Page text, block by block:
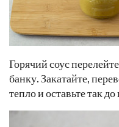
Горячий соус
банку. Закатайте,
тепло и оставьте так